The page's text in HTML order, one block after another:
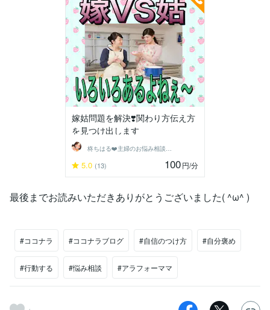
嫁姑問題を解決❣️関わり方伝え方
を見つけ出します
柊ちはる❤️主婦のお悩み相談Room❤️
5.0 (13) 100円/分
最後までお読みいただきありがとうございました( ^ω^ )
#ココナラ #ココナラブログ #自信のつけ方 #自分褒め
#行動する #悩み相談 #アラフォーママ